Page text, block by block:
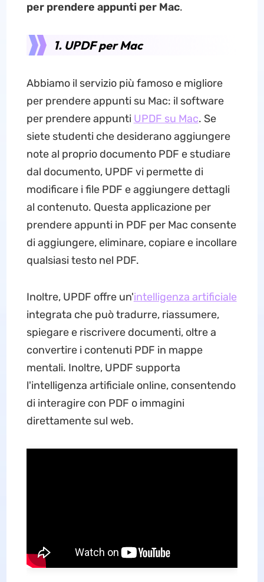
per prendere appunti per Mac.
1. UPDF per Mac
Abbiamo il servizio più famoso e migliore
per prendere appunti su Mac: il software
per prendere appunti UPDF su Mac. Se
siete studenti che desiderano aggiungere
note al proprio documento PDF e studiare
dal documento, UPDF vi permette di
modificare i file PDF e aggiungere dettagli
al contenuto. Questa applicazione per
prendere appunti in PDF per Mac consente
di aggiungere, eliminare, copiare e incollare
qualsiasi testo nel PDF.
Inoltre, UPDF offre un'intelligenza artificiale
integrata che può tradurre, riassumere,
spiegare e riscrivere documenti, oltre a
convertire i contenuti PDF in mappe
mentali. Inoltre, UPDF supporta
l'intelligenza artificiale online, consentendo
di interagire con PDF o immagini
direttamente sul web.